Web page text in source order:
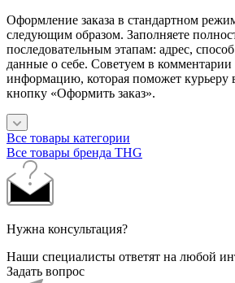
Оформление заказа в стандартном
следующим образом. Заполняете
последовательным этапам: адрес,
данные о себе. Советуем в комментарии
информацию, которая поможет курьеру
кнопку «Оформить заказ».
Все товары категории
Все товары бренда THG
Нужна консультация?
Наши специалисты ответят на любой
Задать вопрос